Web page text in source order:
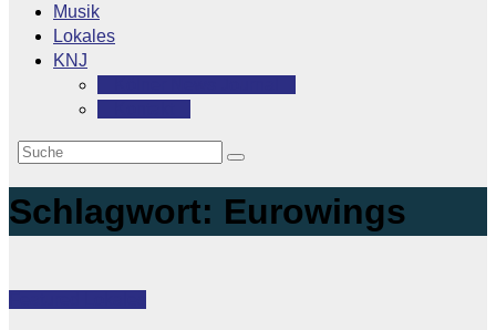
Musik
Lokales
KNJ
Schlagwort: Eurowings